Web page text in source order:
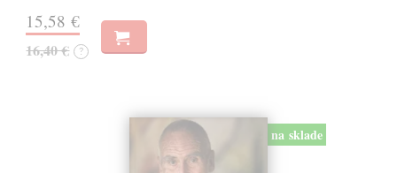
15,58 €
16,40 € ?
na sklade